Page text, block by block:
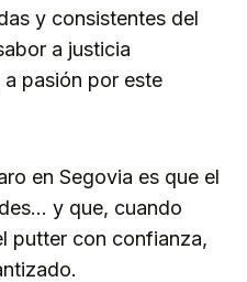
y consistentes del
a justicia
pasión por este
en Segovia es que el
y que, cuando
putter con confianza,